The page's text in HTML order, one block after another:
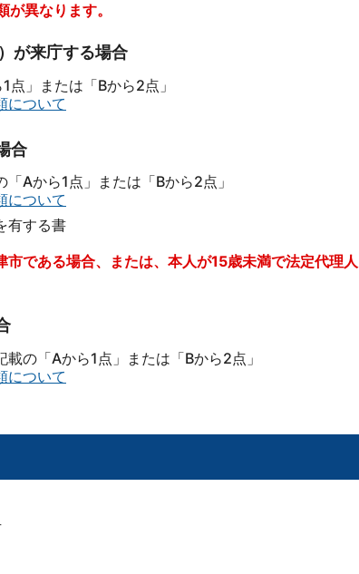
異なります。
が来庁する場合
」または「Bから2点」
について
合
Aから1点」または「Bから2点」
について
有する書
である場合、または、本人が15歳未満で法定代理
の「Aから1点」または「Bから2点」
について